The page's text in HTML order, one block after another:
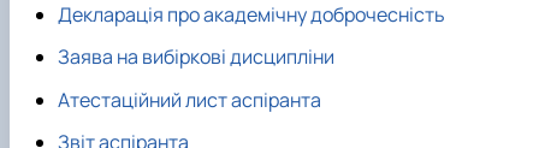
Декларація про академічну доброчесність
Заява на вибіркові дисципліни
Атестаційний лист аспіранта
Звіт аспіранта